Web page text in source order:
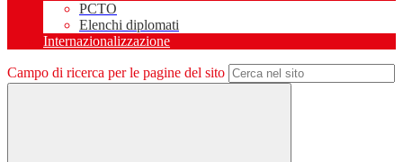
PCTO
Elenchi diplomati
Internazionalizzazione
Campo di ricerca per le pagine del sito